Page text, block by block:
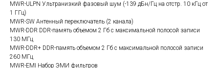
MWR-ULPN Ультранизкий фазовый шум (-139 дБн/Гц на отстр. 10 кГц от
1 ГГц)
MWR-SW Антенный переключатель (2 канала)
MWR-DDR DDR-память объемом 2 Гб с максимальной полосой записи
130 МГц
MWR-DDR+ DDR-память объемом 2 Гб с максимальной полосой записи
260 МГц
MWR-EMI Набор ЭМИ фильтров